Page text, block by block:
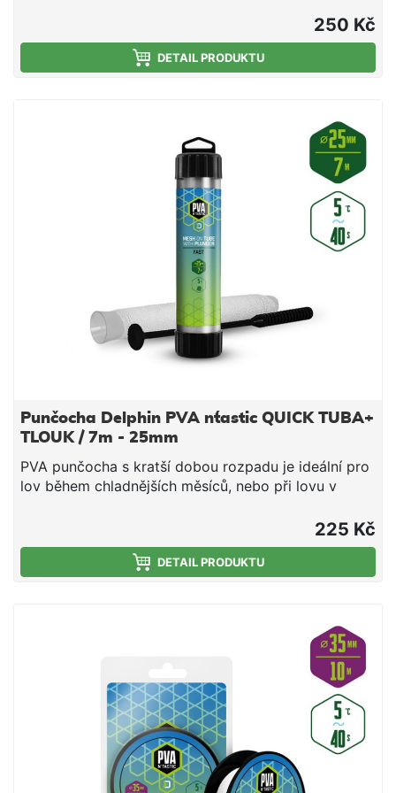
dnu. Jedná se o vysoce kvalitní produkt, při kterém
díky důkladnému pletení nedochází ke svévolnému
trhání punčochy a zároveň se výborně plní i velmi
jemnými částicemi, čímž budete moci spolu s
návnadu přímo na montáži. Součástí balení je tuba a
tlouk, které umožňují snadné plnění punčochy
vnadící směsí. PVA punčocha se po čase přímo
úměrném teplotě vody rozpustí a tak uvolní krmnou
směs v bezprostřední blízkosti nástrahy, čímž
výrazně zvýší její atraktivnost pro kaprovité ryby.
Upozornění: PVA produkty jsou vodou rozpustné,
manipulujte s nimi proto jen se suchýma rukama, aby
nedošlo k jejich deformaci či poškození. Technické
parametry: Průměr: 35mm (široká) Délka: 7m Doba
rozpustnosti: cca 40s/5°C voda
250 Kč
DETAIL PRODUKTU
Punčocha Delphin PVA n´tastic QUICK TUBA+
TLOUK / 7m - 25mm
PVA punčocha s kratší dobou rozpadu je ideální pro
lov během chladnějších měsíců, nebo při lovu v
dnu. Jedná se o vysoce kvalitní produkt, při kterém
díky důkladnému pletení nedochází ke svévolnému
trhání punčochy a zároveň se výborně plní i velmi
jemnými částicemi, čímž budete moci spolu s
návnadu přímo na montáži. Součástí balení je tuba a
tlouk, které umožňují snadné plnění punčochy
vnadící směsí. PVA punčocha se po čase přímo
úměrném teplotě vody rozpustí a tak uvolní krmnou
směs v bezprostřední blízkosti nástrahy, čímž
výrazně zvýší její atraktivnost pro kaprovité ryby.
Upozornění: PVA produkty jsou vodou rozpustné,
manipulujte s nimi proto jen se suchýma rukama, aby
nedošlo k jejich deformaci či poškození. Technické
225 Kč
DETAIL PRODUKTU